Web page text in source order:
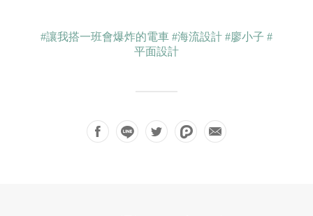
#讓我搭一班會爆炸的電車 #海流設計 #廖小子 #
平面設計